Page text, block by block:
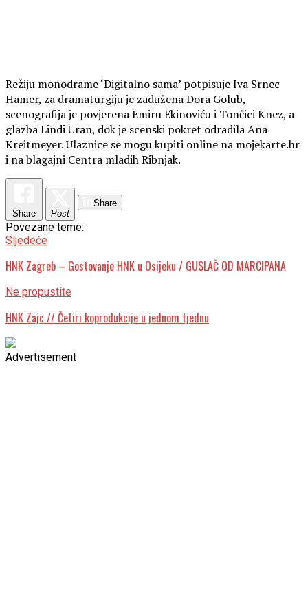
Režiju monodrame ‘Digitalno sama’ potpisuje Iva Srnec
Hamer, za dramaturgiju je zadužena Dora Golub,
scenografija je povjerena Emiru Ekinoviću i Tončici Knez, a
glazba Lindi Uran, dok je scenski pokret odradila Ana
Kreitmeyer. Ulaznice se mogu kupiti online na mojekarte.hr
i na blagajni Centra mladih Ribnjak.
Share Post
Share
Povezane teme:
Sljedeće
HNK Zagreb – Gostovanje HNK u Osijeku / GUSLAČ OD MARCIPANA
Ne propustite
HNK Zajc // Četiri koprodukcije u jednom tjednu
Advertisement